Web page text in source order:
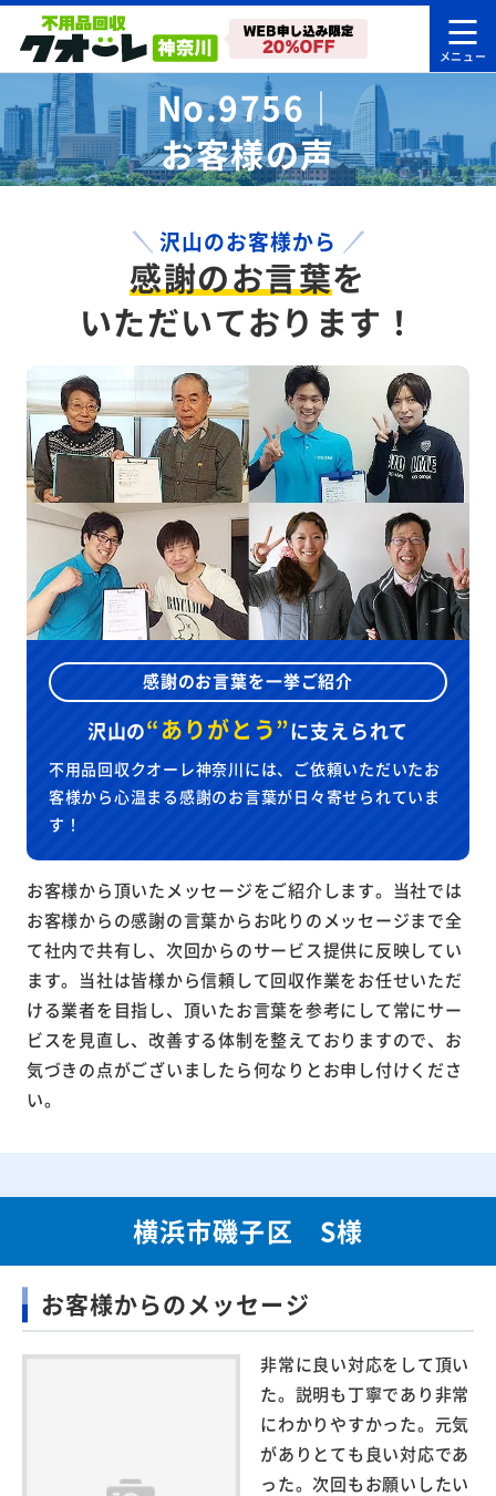
No.9756｜
お客様の声
沢山のお客様から
感謝のお言葉を
いただいております！
感謝のお言葉を一挙ご紹介
沢山の“ありがとう”に支えられて
不用品回収クオーレ神奈川には、ご依頼いただいたお
客様から心温まる感謝のお言葉が日々寄せられていま
す！
お客様から頂いたメッセージをご紹介します。当社では
お客様からの感謝の言葉からお叱りのメッセージまで全
て社内で共有し、次回からのサービス提供に反映してい
ます。当社は皆様から信頼して回収作業をお任せいただ
ける業者を目指し、頂いたお言葉を参考にして常にサー
ビスを見直し、改善する体制を整えておりますので、お
気づきの点がございましたら何なりとお申し付けくださ
い。
横浜市磯子区 S様
お客様からのメッセージ
非常に良い対応をして頂い
た。説明も丁寧であり非常
にわかりやすかった。元気
がありとても良い対応であ
った。次回もお願いしたい